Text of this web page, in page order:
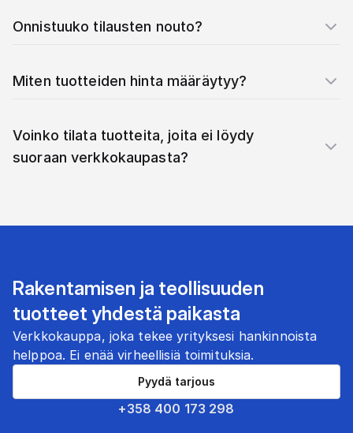
Onnistuuko tilausten nouto?
Miten tuotteiden hinta määräytyy?
Voinko tilata tuotteita, joita ei löydy
suoraan verkkokaupasta?
Rakentamisen ja teollisuuden
tuotteet yhdestä paikasta
Verkkokauppa, joka tekee yrityksesi hankinnoista
helppoa. Ei enää virheellisiä toimituksia.
+358 400 173 298
Pyydä tarjous